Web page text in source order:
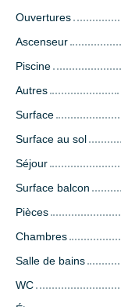
Ouvertures
Ascenseur
Piscine
Autres
Surface
Surface au sol
Séjour
Surface balcon
Pièces
Chambres
Salle de bains
WC